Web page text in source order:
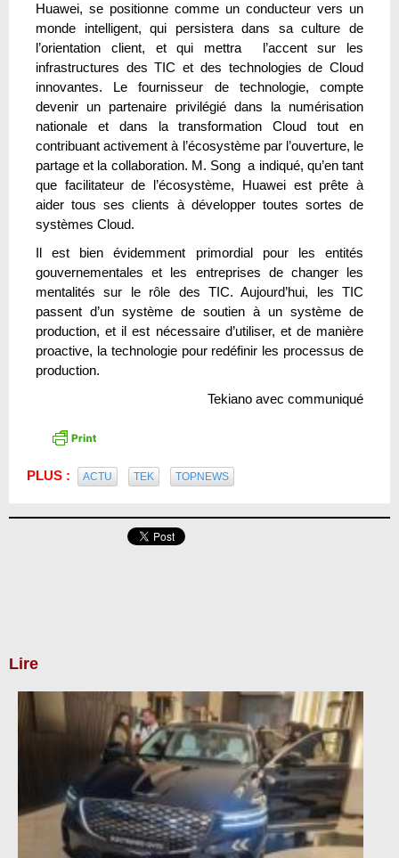
Huawei, se positionne comme un conducteur vers un
monde intelligent, qui persistera dans sa culture de
l’orientation client, et qui mettra l’accent sur les
infrastructures des TIC et des technologies de Cloud
innovantes. Le fournisseur de technologie, compte
devenir un partenaire privilégié dans la numérisation
nationale et dans la transformation Cloud tout en
contribuant activement à l’écosystème par l’ouverture, le
partage et la collaboration. M. Song a indiqué, qu’en tant
que facilitateur de l’écosystème, Huawei est prête à
aider tous ses clients à développer toutes sortes de
systèmes Cloud.
Il est bien évidemment primordial pour les entités
gouvernementales et les entreprises de changer les
mentalités sur le rôle des TIC. Aujourd’hui, les TIC
passent d’un système de soutien à un système de
production, et il est nécessaire d’utiliser, et de manière
proactive, la technologie pour redéfinir les processus de
production.
Tekiano avec communiqué
PLUS : ACTU TEK TOPNEWS
Lire